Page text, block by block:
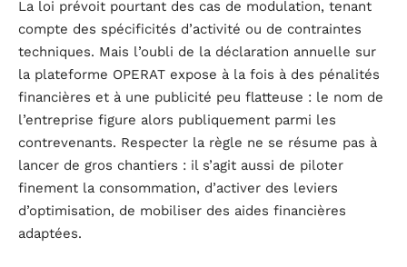
La loi prévoit pourtant des cas de modulation, tenant
compte des spécificités d’activité ou de contraintes
techniques. Mais l’oubli de la déclaration annuelle sur
la plateforme OPERAT expose à la fois à des pénalités
financières et à une publicité peu flatteuse : le nom de
l’entreprise figure alors publiquement parmi les
contrevenants. Respecter la règle ne se résume pas à
lancer de gros chantiers : il s’agit aussi de piloter
finement la consommation, d’activer des leviers
d’optimisation, de mobiliser des aides financières
adaptées.